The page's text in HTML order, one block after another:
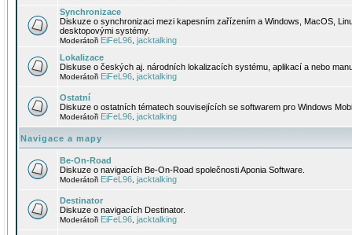
Synchronizace
Diskuze o synchronizaci mezi kapesním zařízením a Windows, MacOS,
desktopovými systémy.
Moderátoři EiFeL96 jacktalking
Lokalizace
Diskuse o českých aj. národních lokalizacích systému, aplikací a nebo
Moderátoři EiFeL96 jacktalking
Ostatní
Diskuze o ostatních tématech souvisejících se softwarem pro Windows
Moderátoři EiFeL96 jacktalking
Navigace a mapy
Be-On-Road
Diskuze o navigacích Be-On-Road společnosti Aponia Software.
Moderátoři EiFeL96 jacktalking
Destinator
Diskuze o navigacích Destinator.
Moderátoři EiFeL96 jacktalking